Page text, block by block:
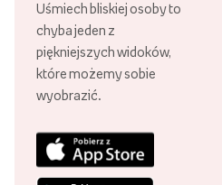
Uśmiech bliskiej osoby to
chyba jeden z
piękniejszych widoków,
które możemy sobie
wyobrazić.